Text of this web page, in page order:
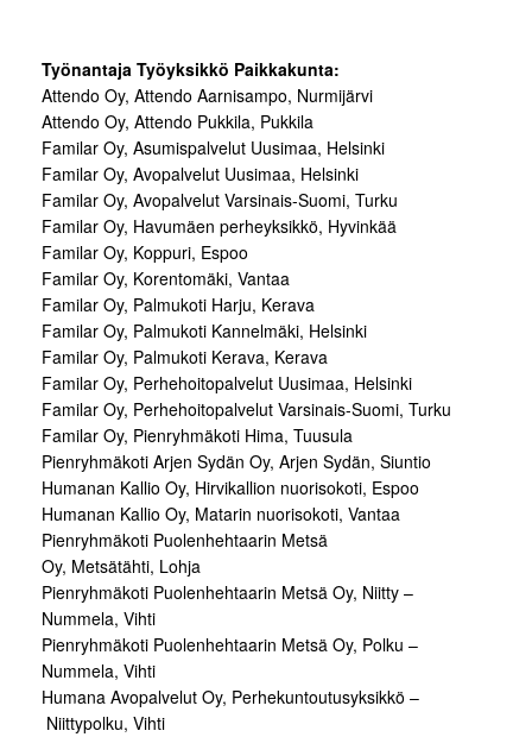
Työnantaja Työyksikkö Paikkakunta:
Attendo Oy, Attendo Aarnisampo, Nurmijärvi
Attendo Oy, Attendo Pukkila, Pukkila
Familar Oy, Asumispalvelut Uusimaa, Helsinki
Familar Oy, Avopalvelut Uusimaa, Helsinki
Familar Oy, Avopalvelut Varsinais-Suomi, Turku
Familar Oy, Havumäen perheyksikkö, Hyvinkää
Familar Oy, Koppuri, Espoo
Familar Oy, Korentomäki, Vantaa
Familar Oy, Palmukoti Harju, Kerava
Familar Oy, Palmukoti Kannelmäki, Helsinki
Familar Oy, Palmukoti Kerava, Kerava
Familar Oy, Perhehoitopalvelut Uusimaa, Helsinki
Familar Oy, Perhehoitopalvelut Varsinais-Suomi, Turku
Familar Oy, Pienryhmäkoti Hima, Tuusula
Pienryhmäkoti Arjen Sydän Oy, Arjen Sydän, Siuntio
Humanan Kallio Oy, Hirvikallion nuorisokoti, Espoo
Humanan Kallio Oy, Matarin nuorisokoti, Vantaa
Pienryhmäkoti Puolenhehtaarin Metsä
Oy, Metsätähti, Lohja
Pienryhmäkoti Puolenhehtaarin Metsä Oy, Niitty –
Nummela, Vihti
Pienryhmäkoti Puolenhehtaarin Metsä Oy, Polku –
Nummela, Vihti
Humana Avopalvelut Oy, Perhekuntoutusyksikkö –
Niittypolku, Vihti